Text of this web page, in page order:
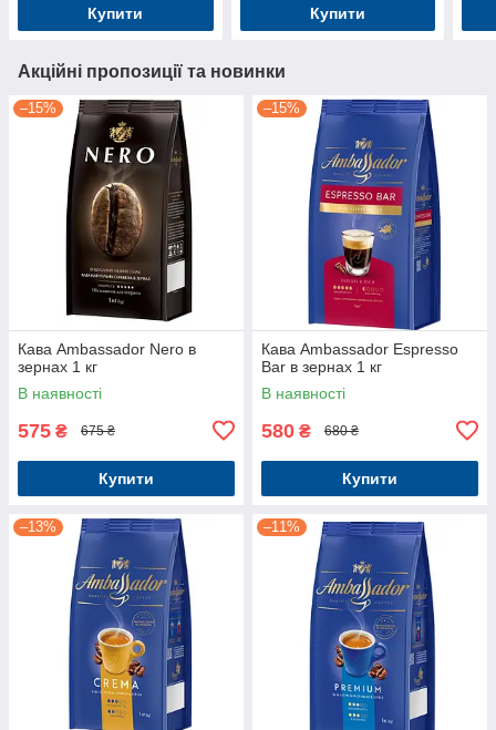
Купити Купити
Акційні пропозиції та новинки
–15%
Кава Ambassador Nero в
зернах 1 кг
В наявності
575 ₴ 675 ₴
Купити
–15%
Кава Ambassador Espresso
Bar в зернах 1 кг
В наявності
580 ₴ 680 ₴
Купити
–13% –11%